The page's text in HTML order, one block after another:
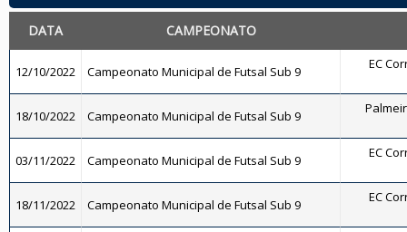
DATA CAMPEONATO
12/10/2022 Campeonato Municipal de Futsal Sub 9 EC
18/10/2022 Campeonato Municipal de Futsal Sub 9
03/11/2022 Campeonato Municipal de Futsal Sub 9 EC
18/11/2022 Campeonato Municipal de Futsal Sub 9 EC